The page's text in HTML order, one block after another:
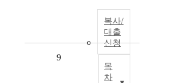
복사/
대출
신청
목
차
9